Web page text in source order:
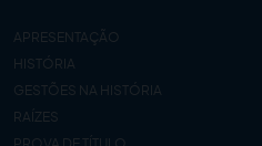
APRESENTAÇÃO
HISTÓRIA
GESTÕES NA HISTÓRIA
RAÍZES
PROVA DE TÍTULO